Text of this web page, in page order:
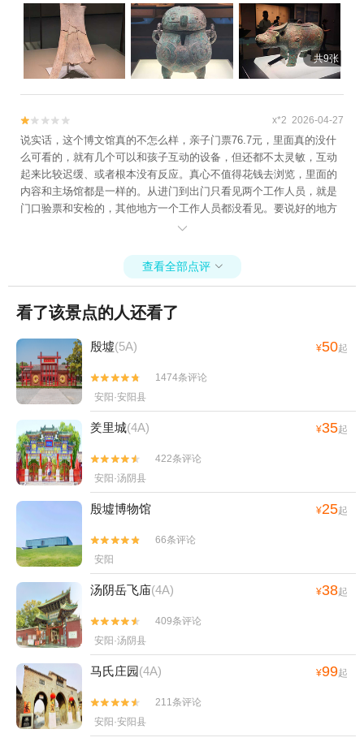
共9张

 x*2 2026-04-27
说实话，这个博文馆真的不怎么样，亲子门票76.7元，里面真的没什
么可看的，就有几个可以和孩子互动的设备，但还都不太灵敏，互动
起来比较迟缓、或者根本没有反应。真心不值得花钱去浏览，里面的
内容和主场馆都是一样的。从进门到出门只看见两个工作人员，就是
门口验票和安检的，其他地方一个工作人员都没看见。要说好的地方
就是安静，卫生还是比较干净的。其他的就再也没有一点可取之处。

查看全部点评 
看了该景点的人还看了
殷墟(5A) ¥50起


1474条评论
安阳·安阳县
羑里城(4A) ¥35起


422条评论
安阳·汤阴县
殷墟博物馆 ¥25起


66条评论
安阳
汤阴岳飞庙(4A) ¥38起


409条评论
安阳·汤阴县
马氏庄园(4A) ¥99起


211条评论
安阳·安阳县